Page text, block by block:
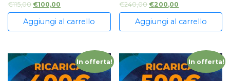
€115,00 €100,00
Aggiungi al carrello
€240,00 €200,00
Aggiungi al carrello
In offerta! In offerta!